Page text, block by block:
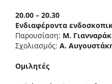
20.00 – 20.30
Ενδιαφέροντα
Παρουσίαση: Μ.
Σχολιασμός: Α.
Ομιλητές